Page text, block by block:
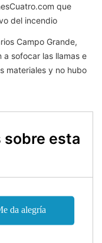
que
del incendio
Campo Grande,
sofocar las llamas e
materiales y no hubo
sobre esta